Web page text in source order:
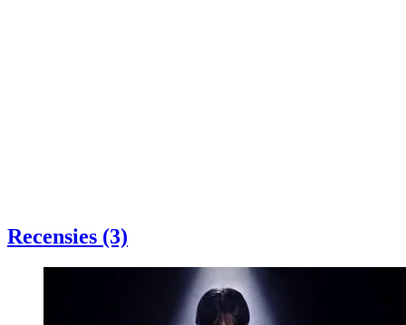
Recensies (3)